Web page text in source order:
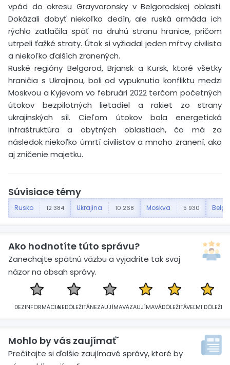
vpád do okresu Grayvoronsky v Belgorodskej oblasti.
Dokázali dobyť niekoľko dedín, ale ruská armáda ich
rýchlo zatlačila späť na druhú stranu hranice, pričom
utrpeli ťažké straty. Útok si vyžiadal jeden mŕtvy civilista
a niekoľko ďalších zranených.
Ruské regióny Belgorod, Brjansk a Kursk, ktoré všetky
hraničia s Ukrajinou, boli od vypuknutia konfliktu medzi
Moskvou a Kyjevom vo februári 2022 terčom početných
útokov bezpilotných lietadiel a rakiet zo strany
ukrajinských síl. Cieľom útokov bola energetická
infraštruktúra a obytných oblastiach, čo má za
následok niekoľko úmrtí civilistov a mnoho zranení, ako
aj zničenie majetku.
Súvisiace témy
Rusko 12 384 Ukrajina 10 268 Moskva 5 930
Ako hodnotíte túto správu?
Zanechajte spätnú väzbu a vyjadrite tak svoj
názor na obsah správy.
DEZINFORMÁCIANEDÔLEŽITÁNEZAUJÍMAVÁZAUJÍMAVÁDÔLEŽITÁVEĽMI DÔLEŽITÁ
Mohlo by vás zaujímať´
Prečítajte si ďalšie zaujímavé správy, ktoré by